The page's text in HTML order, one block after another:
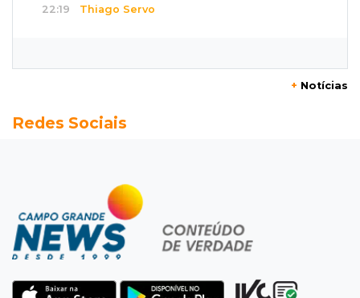
22:19 Thiago Servo
Semana vai começar com 909 novas
Flagrante
Motorista atinge carro parado, perde
retrovisor e foge no Jardim Antártica
“Sinto que ela está por perto”, diz mãe de
+ Notícias
Redes Sociais